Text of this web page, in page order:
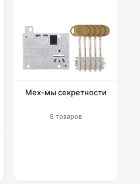
Мех-мы секретности
8 товаров